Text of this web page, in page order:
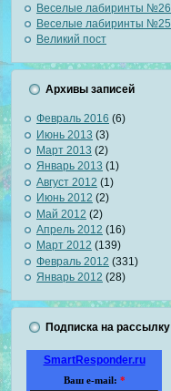
Веселые лабиринты №26
Веселые лабиринты №25
Великий пост
Архивы записей
Февраль 2016 (6)
Июнь 2013 (3)
Март 2013 (2)
Январь 2013 (1)
Август 2012 (1)
Июнь 2012 (2)
Май 2012 (2)
Апрель 2012 (16)
Март 2012 (139)
Февраль 2012 (331)
Январь 2012 (28)
Подписка на рассылку
SmartResponder.ru
Ваш e-mail: *